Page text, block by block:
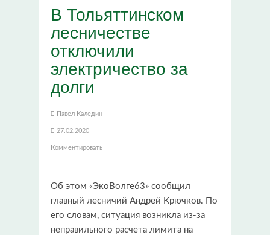
В Тольяттинском
лесничестве
отключили
электричество за
долги
Павел Каледин
27.02.2020
Комментировать
Об этом «ЭкоВолге63» сообщил
главный лесничий Андрей Крючков. По
его словам, ситуация возникла из-за
неправильного расчета лимита на